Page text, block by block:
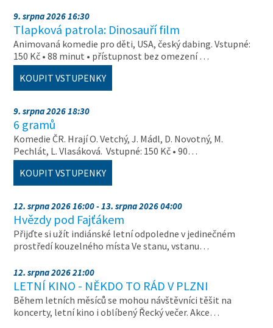
9. srpna 2026 16:30
Tlapková patrola: Dinosauří film
Animovaná komedie pro děti, USA, český dabing. Vstupné:
150 Kč • 88 minut • přístupnost bez omezení …
KOUPIT VSTUPENKY
9. srpna 2026 18:30
6 gramů
Komedie ČR. Hrají O. Vetchý, J. Mádl, D. Novotný, M.
Pechlát, L. Vlasáková. Vstupné: 150 Kč • 90…
KOUPIT VSTUPENKY
12. srpna 2026 16:00 - 13. srpna 2026 04:00
Hvězdy pod Fajťákem
Přijďte si užít indiánské letní odpoledne v jedinečném
prostředí kouzelného místa Ve stanu, vstanu…
12. srpna 2026 21:00
LETNÍ KINO - NĚKDO TO RÁD V PLZNI
Během letních měsíců se mohou návštěvníci těšit na
koncerty, letní kino i oblíbený Řecký večer. Akce…